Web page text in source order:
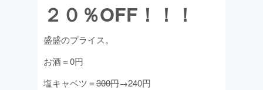
２０％OFF！！！
盛盛のプライス。
お酒＝0円
塩キャベツ＝300円→240円